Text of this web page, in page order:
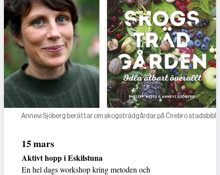
Annevi Sjöberg berättar om skogsträdgårdar på Örebro
15 mars
Aktivt hopp i Eskilstuna
En hel dags workshop kring metoden och